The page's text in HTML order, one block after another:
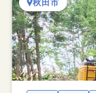
秋田市